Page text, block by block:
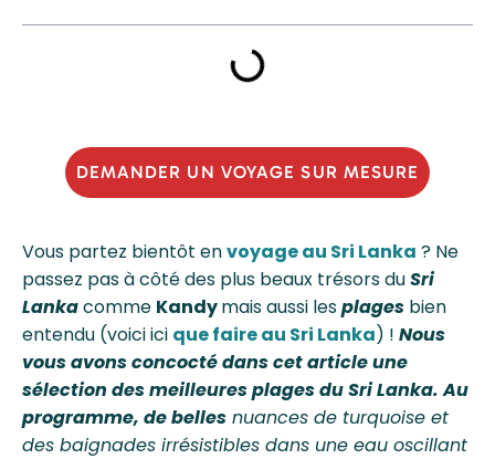
Vous partez bientôt envoyage au Sri Lanka ? Ne
passez pas à côté des plus beaux trésors duSri
Lankacomme Kandymais aussi lesplages bien
entendu (voici ici que faire au Sri Lanka) ! Nous
vous avons concocté dans cet article une
sélection des meilleuresplages du Sri Lanka. Au
programme, de belles nuances de turquoise et
des baignades irrésistibles dans une eau oscillant
DEMANDER UN VOYAGE SUR MESURE